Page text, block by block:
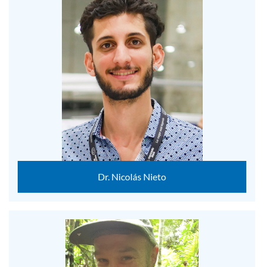
Dr. Nicolás Nieto